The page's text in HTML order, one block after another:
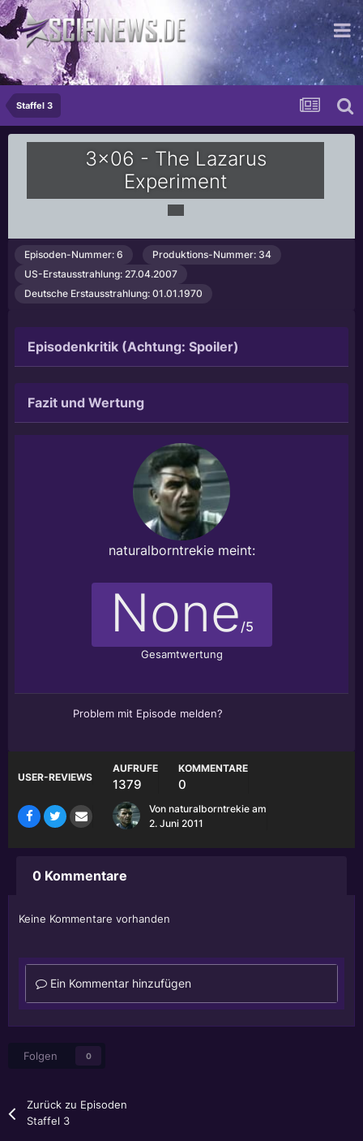
...du darfst!
Staffel 3
3x06 - The Lazarus
Experiment
Episoden-Nummer: 6
Produktions-Nummer: 34
US-Erstausstrahlung: 27.04.2007
Deutsche Erstausstrahlung: 01.01.1970
Episodenkritik (Achtung: Spoiler)
Fazit und Wertung
naturalborntrekiemeint:
None /5
Gesamtwertung
Problem mit Episode melden?
USER-REVIEWS
AUFRUFE
1379
KOMMENTARE
0
Von naturalborntrekie am
2. Juni 2011
0 Kommentare
Keine Kommentare vorhanden
Ein Kommentar hinzufügen
Folgen 0
Zurück zu Episoden
Staffel 3